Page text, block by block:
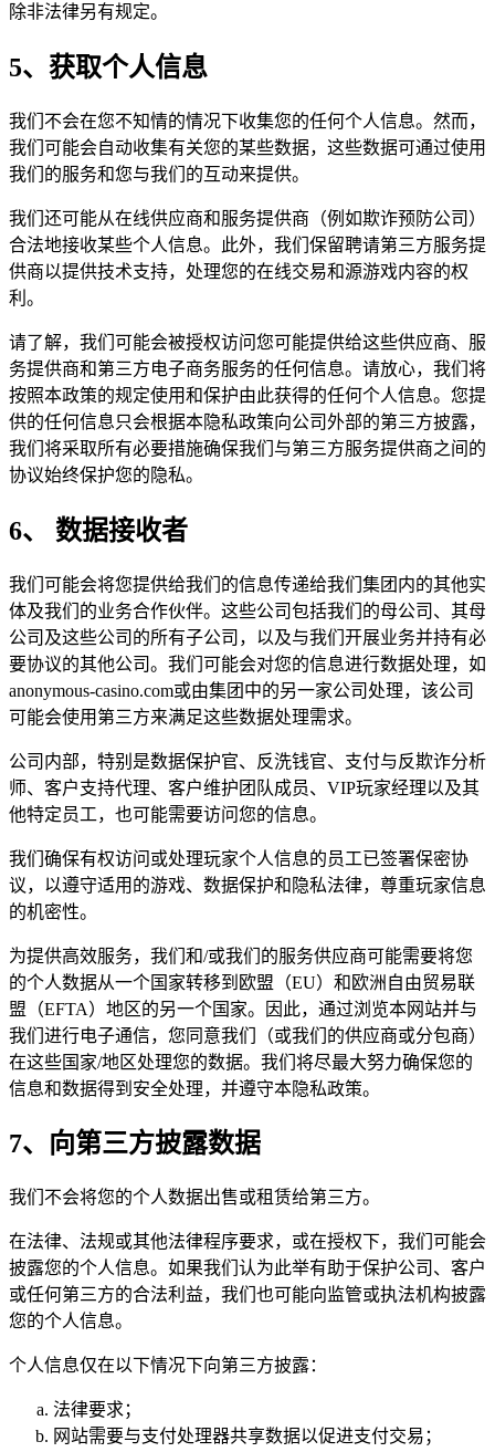
除非法律另有规定。
5、获取个人信息
我们不会在您不知情的情况下收集您的任何个人信息。然而，
我们可能会自动收集有关您的某些数据，这些数据可通过使用
我们的服务和您与我们的互动来提供。
我们还可能从在线供应商和服务提供商（例如欺诈预防公司）
合法地接收某些个人信息。此外，我们保留聘请第三方服务提
供商以提供技术支持，处理您的在线交易和源游戏内容的权
利。
请了解，我们可能会被授权访问您可能提供给这些供应商、服
务提供商和第三方电子商务服务的任何信息。请放心，我们将
按照本政策的规定使用和保护由此获得的任何个人信息。您提
供的任何信息只会根据本隐私政策向公司外部的第三方披露，
我们将采取所有必要措施确保我们与第三方服务提供商之间的
协议始终保护您的隐私。
6、 数据接收者
我们可能会将您提供给我们的信息传递给我们集团内的其他实
体及我们的业务合作伙伴。这些公司包括我们的母公司、其母
公司及这些公司的所有子公司，以及与我们开展业务并持有必
要协议的其他公司。我们可能会对您的信息进行数据处理，如
anonymous-casino.com或由集团中的另一家公司处理，该公司
可能会使用第三方来满足这些数据处理需求。
公司内部，特别是数据保护官、反洗钱官、支付与反欺诈分析
师、客户支持代理、客户维护团队成员、VIP玩家经理以及其
他特定员工，也可能需要访问您的信息。
我们确保有权访问或处理玩家个人信息的员工已签署保密协
议，以遵守适用的游戏、数据保护和隐私法律，尊重玩家信息
的机密性。
为提供高效服务，我们和/或我们的服务供应商可能需要将您
的个人数据从一个国家转移到欧盟（EU）和欧洲自由贸易联
盟（EFTA）地区的另一个国家。因此，通过浏览本网站并与
我们进行电子通信，您同意我们（或我们的供应商或分包商）
在这些国家/地区处理您的数据。我们将尽最大努力确保您的
信息和数据得到安全处理，并遵守本隐私政策。
7、向第三方披露数据
我们不会将您的个人数据出售或租赁给第三方。
在法律、法规或其他法律程序要求，或在授权下，我们可能会
披露您的个人信息。如果我们认为此举有助于保护公司、客户
或任何第三方的合法利益，我们也可能向监管或执法机构披露
您的个人信息。
个人信息仅在以下情况下向第三方披露：
法律要求；
网站需要与支付处理器共享数据以促进支付交易；